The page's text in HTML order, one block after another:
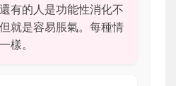
有的人是功能性消化不
就是容易脹氣。每種情
樣。